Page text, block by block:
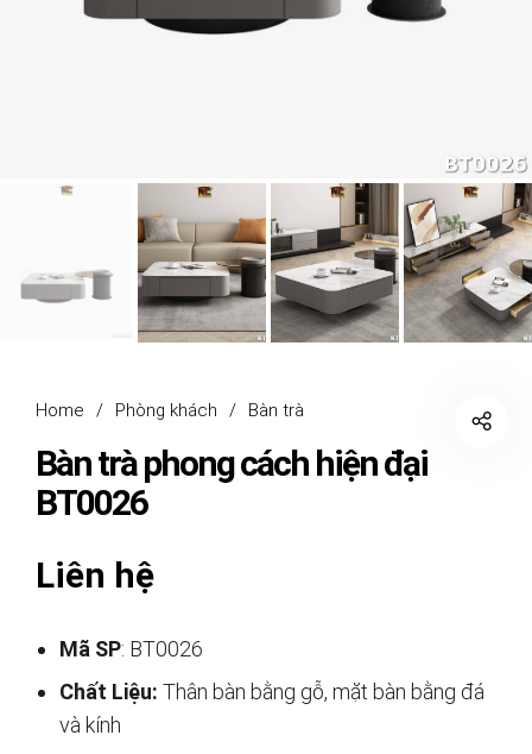
Home / Phòng khách / Bàn trà
Bàn trà phong cách hiện đại
BT0026
Liên hệ
Mã SP: BT0026
Chất Liệu: Thân bàn bằng gỗ, mặt bàn bằng đá
và kính